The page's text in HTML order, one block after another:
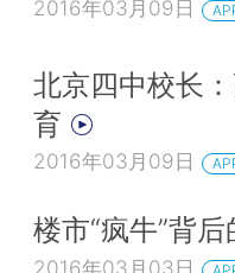
2016年03月09日
北京四中校长
育
2016年03月09日
楼市“疯牛”背
2016年03月03日